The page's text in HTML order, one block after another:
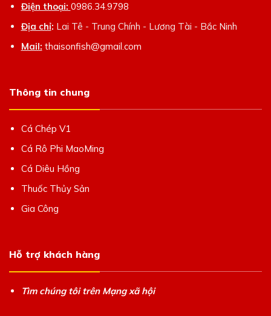
Điện thoại: 0986.34.9798
Địa chỉ: Lai Tê - Trung Chính - Lương Tài - Bắc Ninh
Mail: thaisonfish@gmail.com
Thông tin chung
Cá Chép V1
Cá Rô Phi MaoMing
Cá Diêu Hồng
Thuốc Thủy Sản
Gia Công
Hỗ trợ khách hàng
Tìm chúng tôi trên Mạng xã hội